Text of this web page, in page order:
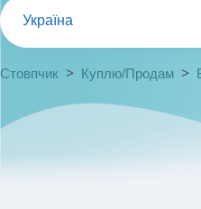
Україна
Стовпчик > Куплю/Продам >